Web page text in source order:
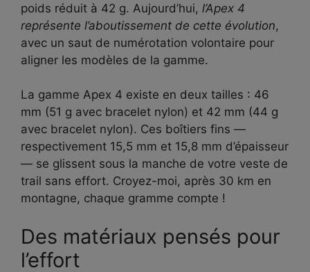
poids réduit à 42 g. Aujourd’hui, l’Apex 4
représente l’aboutissement de cette évolution,
avec un saut de numérotation volontaire pour
aligner les modèles de la gamme.
La gamme Apex 4 existe en deux tailles : 46
mm (51 g avec bracelet nylon) et 42 mm (44 g
avec bracelet nylon). Ces boîtiers fins —
respectivement 15,5 mm et 15,8 mm d’épaisseur
— se glissent sous la manche de votre veste de
trail sans effort. Croyez-moi, après 30 km en
montagne, chaque gramme compte !
Des matériaux pensés pour
l’effort